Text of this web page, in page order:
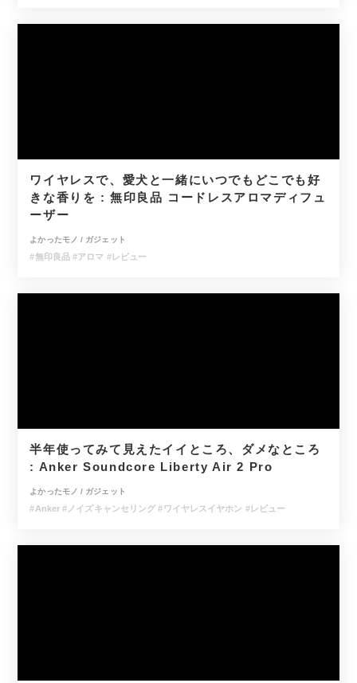
ワイヤレスで、愛犬と一緒にいつでもどこでも好
きな香りを : 無印良品 コードレスアロマディフュ
ーザー
よかったモノ / ガジェット
#無印良品#アロマ #レビュー
半年使ってみて見えたイイところ、ダメなところ
: Anker Soundcore Liberty Air 2 Pro
よかったモノ / ガジェット
#Anker#ノイズキャンセリング#ワイヤレスイヤホン #レビュー